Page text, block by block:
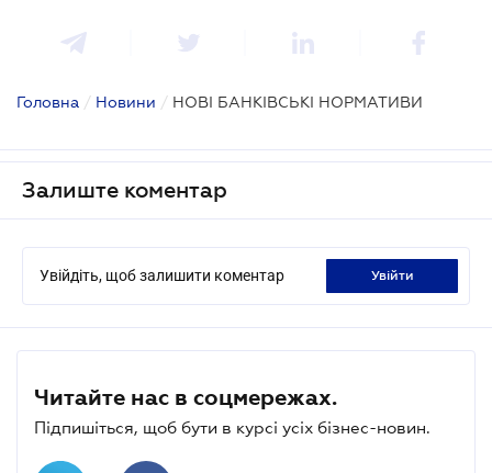
Головна / Новини / НОВІ БАНКІВСЬКІ НОРМАТИВИ
Залиште коментар
Увійдіть, щоб залишити коментар увійти
Читайте нас в соцмережах.
Підпишіться, щоб бути в курсі усіх бізнес-новин.